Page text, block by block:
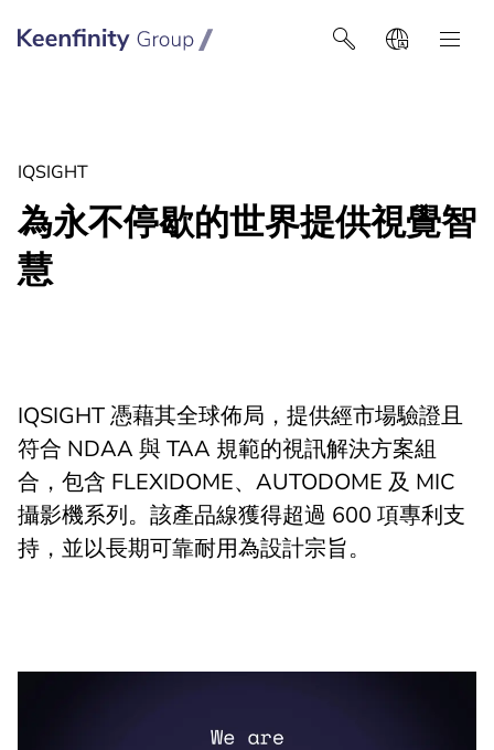
Keenfinity Group智能建筑技术
IQSIGHT
為永不停歇的世界提供視覺智
慧
IQSIGHT 憑藉其全球佈局，提供經市場驗證且
符合 NDAA 與 TAA 規範的視訊解決方案組
合，包含 FLEXIDOME、AUTODOME 及 MIC
攝影機系列。該產品線獲得超過 600 項專利支
持，並以長期可靠耐用為設計宗旨。